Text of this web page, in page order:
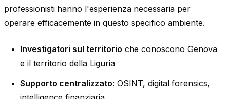
professionisti hanno l'esperienza necessaria per
operare efficacemente in questo specifico ambiente.
Investigatori sul territorio che conoscono Genova
e il territorio della Liguria
Supporto centralizzato: OSINT, digital forensics,